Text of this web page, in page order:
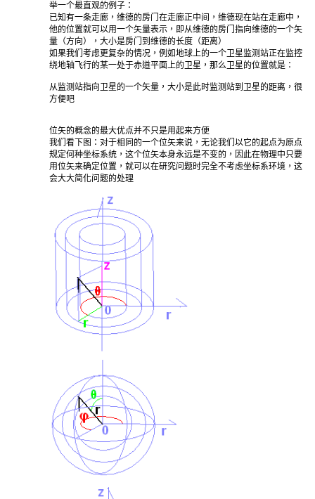
举一个最直观的例子：
已知有一条走廊，维德的房门在走廊正中间，维德现在站在走廊中，
他的位置就可以用一个矢量表示，即从维德的房门指向维德的一个矢
量（方向），大小是房门到维德的长度（距离）
如果我们考虑更复杂的情况，例如地球上的一个卫星监测站正在监控
绕地轴飞行的某一处于赤道平面上的卫星，那么卫星的位置就是：
从监测站指向卫星的一个矢量，大小是此时监测站到卫星的距离，很
方便吧
位矢的概念的最大优点并不只是用起来方便
我们看下图：对于相同的一个位矢来说，无论我们以它的起点为原点
规定何种坐标系统，这个位矢本身永远是不变的，因此在物理中只要
用位矢来确定位置，就可以在研究问题时完全不考虑坐标系环境，这
会大大简化问题的处理